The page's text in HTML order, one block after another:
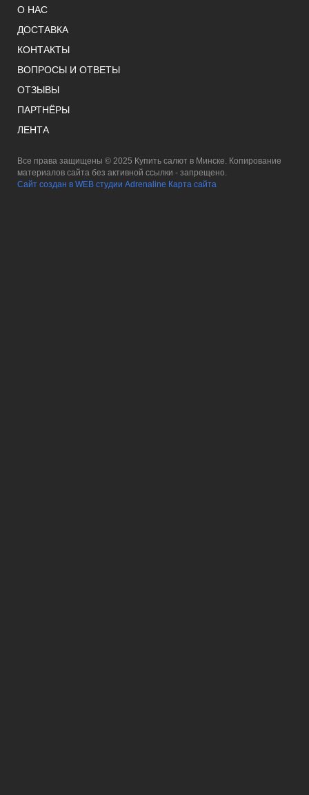
О НАС
ДОСТАВКА
КОНТАКТЫ
ВОПРОСЫ И ОТВЕТЫ
ОТЗЫВЫ
ПАРТНЁРЫ
ЛЕНТА
Все права защищены © 2025 Купить салют в Минске. Копирование
материалов сайта без активной ссылки - запрещено.
Сайт создан в WEB студии Adrenaline Карта сайта